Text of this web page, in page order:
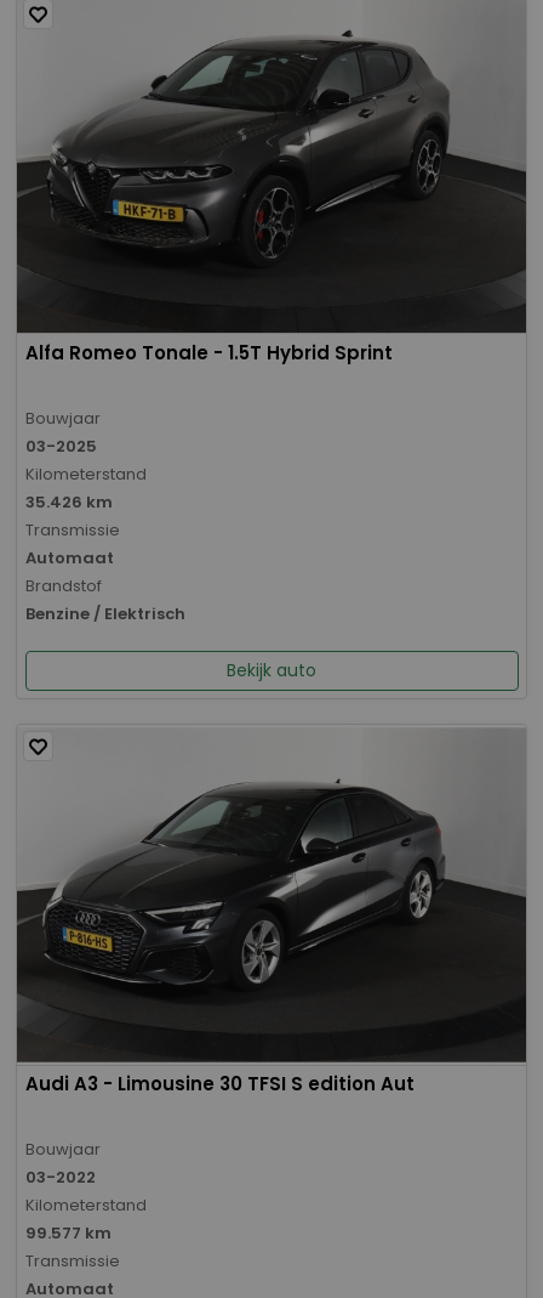
Alfa Romeo Tonale - 1.5T Hybrid Sprint
Bouwjaar
03-2025
Kilometerstand
35.426 km
Transmissie
Automaat
Brandstof
Benzine / Elektrisch
Bekijk auto
Audi A3 - Limousine 30 TFSI S edition Aut
Bouwjaar
03-2022
Kilometerstand
99.577 km
Transmissie
Automaat